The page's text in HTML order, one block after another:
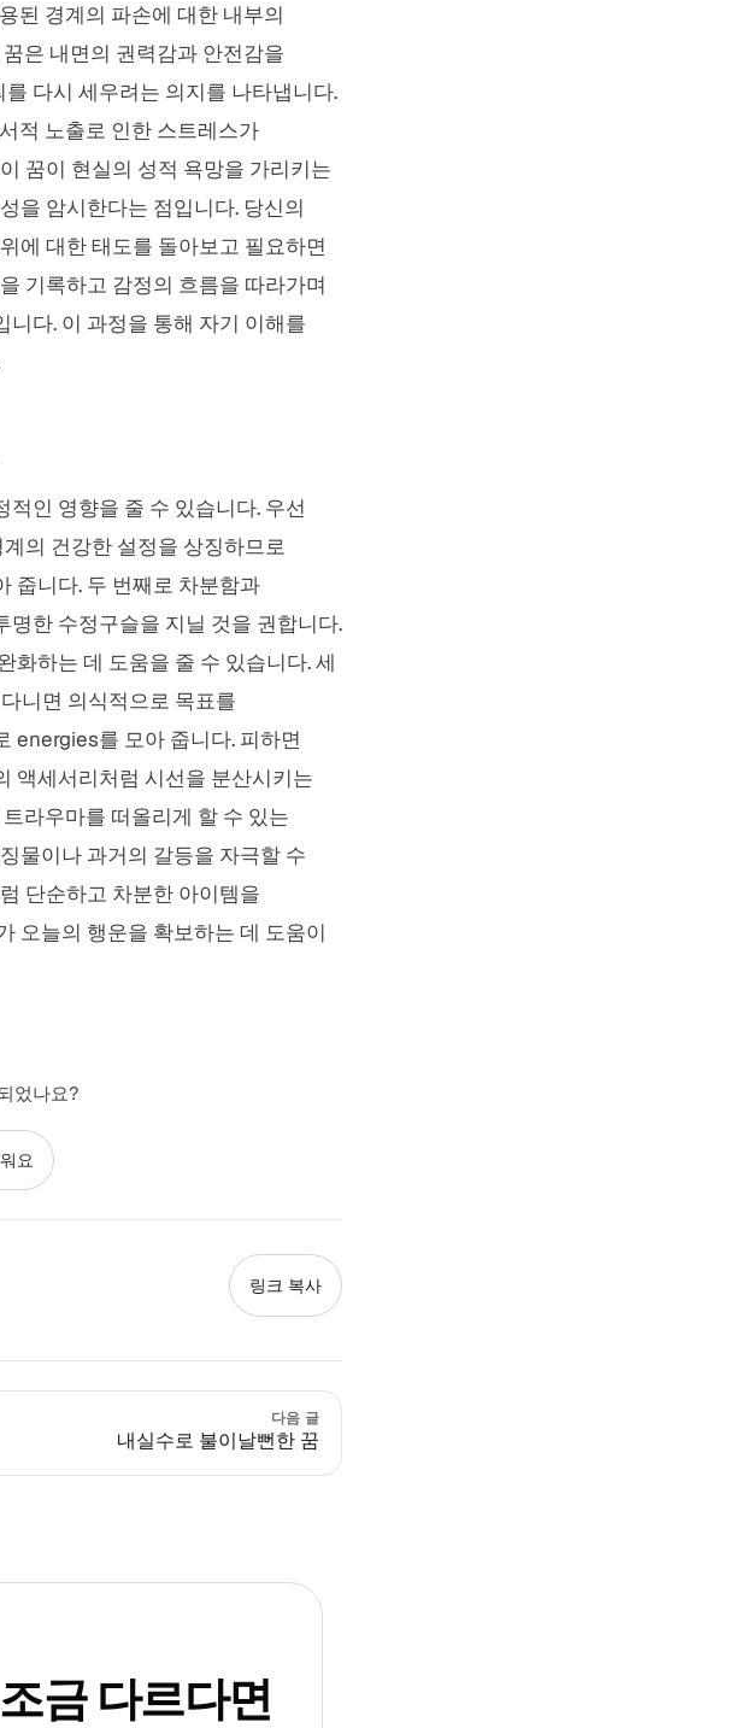
된 경계의 파손에 대한 내부의
은 내면의 권력감과 안전감을
다시 세우려는 의지를 나타냅니다.
적 노출로 인한 스트레스가
꿈이 현실의 성적 욕망을 가리키는
을 암시한다는 점입니다. 당신의
에 대한 태도를 돌아보고 필요하면
기록하고 감정의 흐름을 따라가며
다. 이 과정을 통해 자기 이해를
인 영향을 줄 수 있습니다. 우선
의 건강한 설정을 상징하므로
줍니다. 두 번째로 차분함과
한 수정구슬을 지닐 것을 권합니다.
화하는 데 도움을 줄 수 있습니다. 세
니면 의식적으로 목표를
energies를 모아 줍니다. 피하면
액세서리처럼 시선을 분산시키는
라우마를 떠올리게 할 수 있는
물이나 과거의 갈등을 자극할 수
단순하고 차분한 아이템을
오늘의 행운을 확보하는 데 도움이
었나요?
요
링크 복사
다음 글
내실수로 불이날뻔한 꿈
금 다르다면